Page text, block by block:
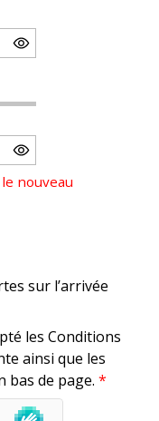
nouveau
sur l’arrivée
les Conditions
ainsi que les
bas de page. *